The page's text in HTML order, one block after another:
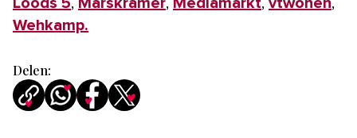
Wehkamp.
Delen: